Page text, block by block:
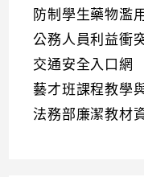
防制學生藥物濫用
公務人員利益衝
交通安全入口網
藝才班課程教學
法務部廉潔教材